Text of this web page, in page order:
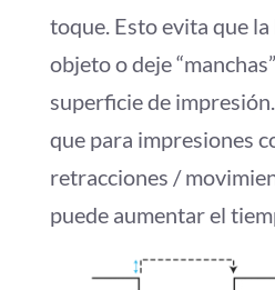
toque. Esto evita que
objeto o deje
superficie de
que para impresiones
retracciones /
puede aumentar el